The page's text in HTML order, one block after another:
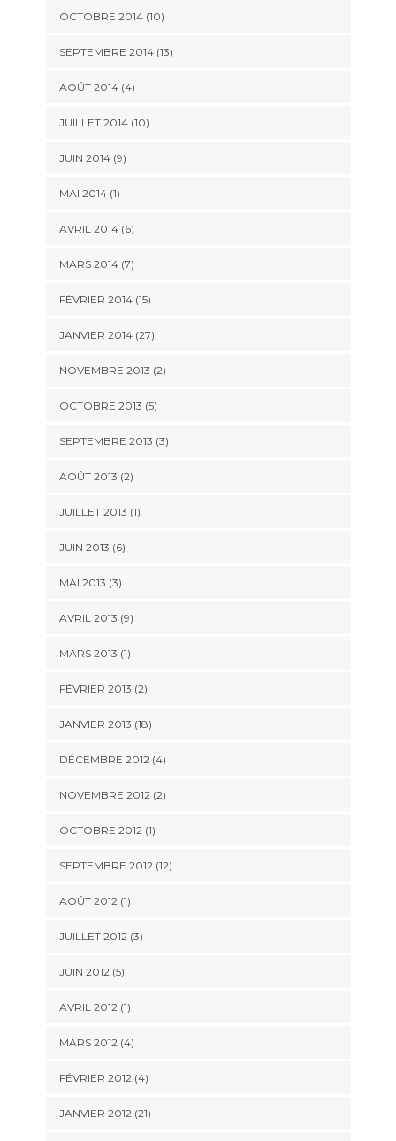
OCTOBRE 2014 (10)
SEPTEMBRE 2014 (13)
AOÛT 2014 (4)
JUILLET 2014 (10)
JUIN 2014 (9)
MAI 2014 (1)
AVRIL 2014 (6)
MARS 2014 (7)
FÉVRIER 2014 (15)
JANVIER 2014 (27)
NOVEMBRE 2013 (2)
OCTOBRE 2013 (5)
SEPTEMBRE 2013 (3)
AOÛT 2013 (2)
JUILLET 2013 (1)
JUIN 2013 (6)
MAI 2013 (3)
AVRIL 2013 (9)
MARS 2013 (1)
FÉVRIER 2013 (2)
JANVIER 2013 (18)
DÉCEMBRE 2012 (4)
NOVEMBRE 2012 (2)
OCTOBRE 2012 (1)
SEPTEMBRE 2012 (12)
AOÛT 2012 (1)
JUILLET 2012 (3)
JUIN 2012 (5)
AVRIL 2012 (1)
MARS 2012 (4)
FÉVRIER 2012 (4)
JANVIER 2012 (21)